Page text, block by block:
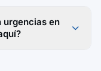
urgencias en